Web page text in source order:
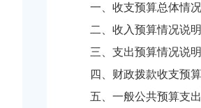
一、收支预算总体情
二、收入预算情况说明
三、支出预算情况说明
四、财政拨款收支预
五、一般公共预算支